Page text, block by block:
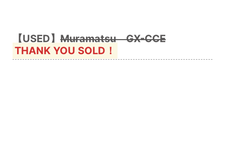
【USED】 Muramatsu GX-CCE
THANK YOU SOLD！